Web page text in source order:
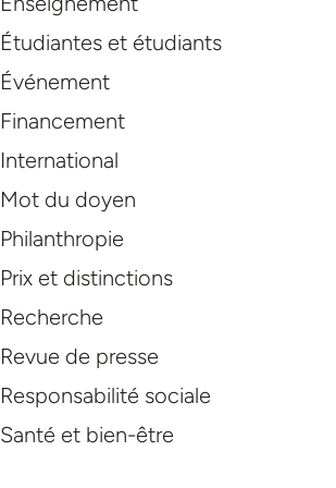
Étudiantes et étudiants
Événement
Financement
International
Mot du doyen
Philanthropie
Prix et distinctions
Recherche
Revue de presse
Responsabilité sociale
Santé et bien-être